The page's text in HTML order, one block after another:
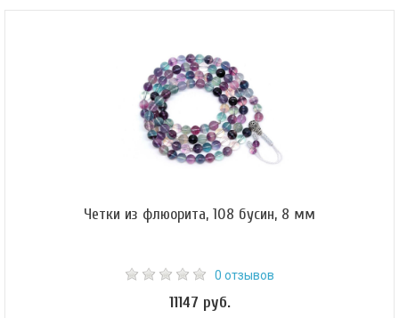
​Буддийские четки из яшмы. Четки собраны из 108 бусин на коричневом
Четки из флюорита, 108 бусин, 8 мм
0 отзывов
11147 руб.